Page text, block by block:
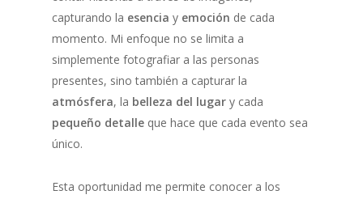
capturando la esencia y emoción de cada
momento. Mi enfoque no se limita a
simplemente fotografiar a las personas
presentes, sino también a capturar la
atmósfera, la belleza del lugar y cada
pequeño detalle que hace que cada evento sea
único.
Esta oportunidad me permite conocer a los